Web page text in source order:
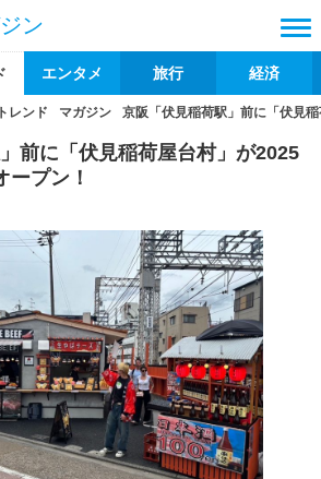
ン
エンタメ 旅行 経済
トレンド マガジン 京阪「伏見稲荷駅」前に「伏見
前に「伏見稲荷屋台村」が2025
ープン！